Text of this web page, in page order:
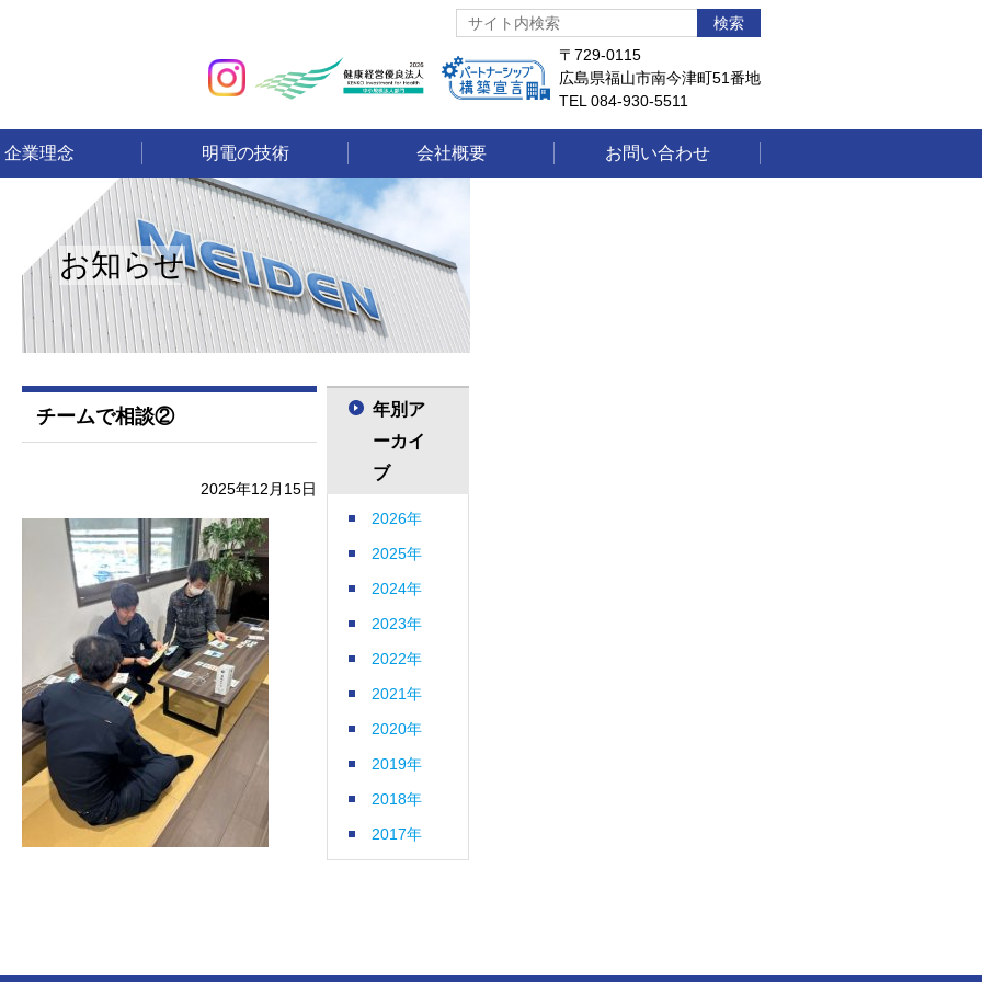
〒729-0115
広島県福山市南今津町51番地
TEL 084-930-5511
企業理念 明電の技術 会社概要 お問い合わせ
お知らせ
チームで相談②
2025年12月15日
年別ア
ーカイ
ブ
2026年
2025年
2024年
2023年
2022年
2021年
2020年
2019年
2018年
2017年